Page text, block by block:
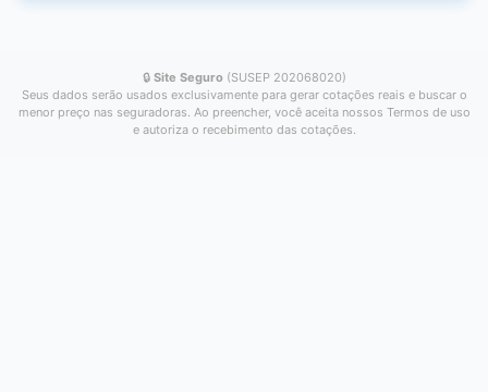
🔒 Site Seguro (SUSEP 202068020)
Seus dados serão usados exclusivamente para gerar cotações reais e buscar o
menor preço nas seguradoras. Ao preencher, você aceita nossos Termos de uso
e autoriza o recebimento das cotações.